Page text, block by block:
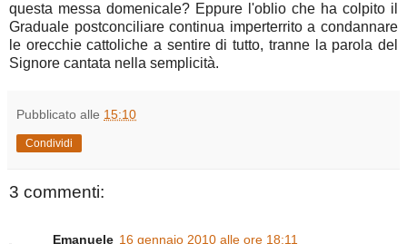
questa messa domenicale? Eppure l'oblio che ha colpito il
Graduale postconciliare continua imperterrito a condannare
le orecchie cattoliche a sentire di tutto, tranne la parola del
Signore cantata nella semplicità.
Pubblicato alle 15:10
Condividi
3 commenti:
Emanuele 16 gennaio 2010 alle ore 18:11